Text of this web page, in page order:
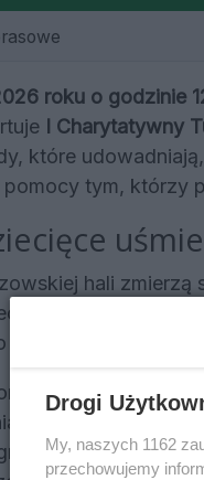
roku o godzinie
I Charytatywny
które
pomocy tym, którzy
hali
Choć
mają być
dwóch dekad
dzieci cierpiących
– czy to
Drogi
My, naszych 1162
przechowujemy